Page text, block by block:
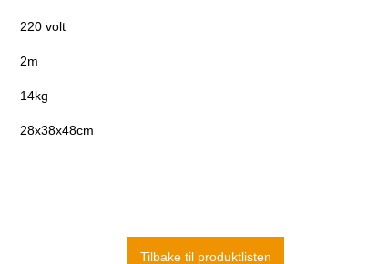
220 volt
2m
14kg
28x38x48cm